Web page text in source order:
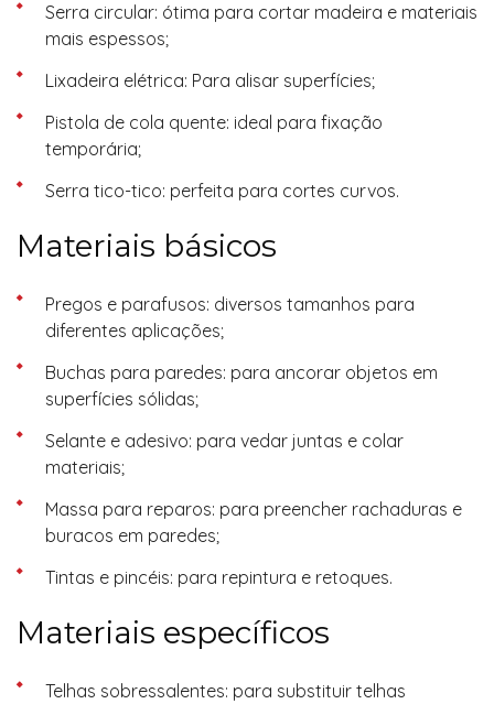
Serra circular: ótima para cortar madeira e materiais
mais espessos;
Lixadeira elétrica: Para alisar superfícies;
Pistola de cola quente: ideal para fixação
temporária;
Serra tico-tico: perfeita para cortes curvos.
Materiais básicos
Pregos e parafusos: diversos tamanhos para
diferentes aplicações;
Buchas para paredes: para ancorar objetos em
superfícies sólidas;
Selante e adesivo: para vedar juntas e colar
materiais;
Massa para reparos: para preencher rachaduras e
buracos em paredes;
Tintas e pincéis: para repintura e retoques.
Materiais específicos
Telhas sobressalentes: para substituir telhas